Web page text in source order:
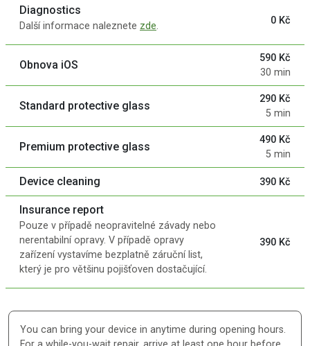
Diagnostics
Další informace naleznete zde. 0 Kč
Obnova iOS
590 Kč
30 min
Standard protective glass
290 Kč
5 min
Premium protective glass
490 Kč
5 min
Device cleaning 390 Kč
Insurance report
Pouze v případě neopravitelné závady nebo
nerentabilní opravy. V případě opravy
zařízení vystavíme bezplatně záruční list,
který je pro většinu pojišťoven dostačující.
390 Kč
You can bring your device in anytime during opening hours.